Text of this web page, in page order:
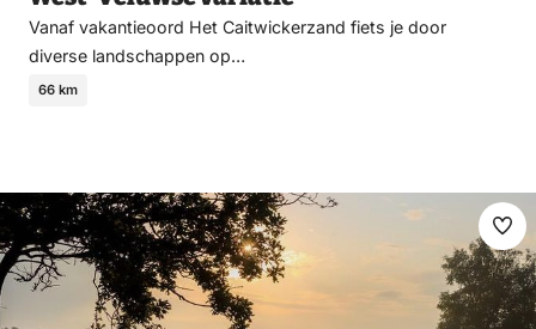
Vanaf vakantieoord Het Caitwickerzand fiets je door
diverse landschappen op…
66 km